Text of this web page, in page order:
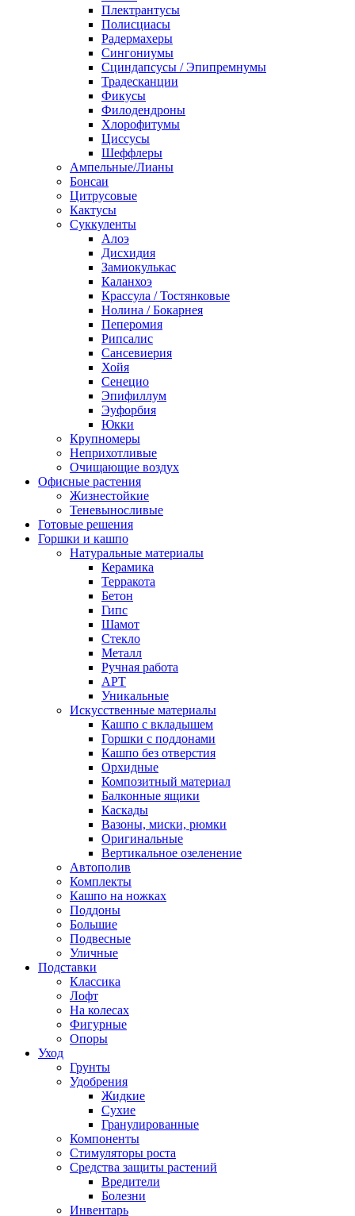
Плектрантусы
Полисциасы
Радермахеры
Сингониумы
Сциндапсусы / Эпипремнумы
Традесканции
Фикусы
Филодендроны
Хлорофитумы
Циссусы
Шеффлеры
Ампельные/Лианы
Бонсаи
Цитрусовые
Кактусы
Суккуленты
Алоэ
Дисхидия
Замиокулькас
Каланхоэ
Крассула / Тостянковые
Нолина / Бокарнея
Пеперомия
Рипсалис
Сансевиерия
Хойя
Сенецио
Эпифиллум
Эуфорбия
Юкки
Крупномеры
Неприхотливые
Очищающие воздух
Офисные растения
Жизнестойкие
Теневыносливые
Готовые решения
Горшки и кашпо
Натуральные материалы
Керамика
Терракота
Бетон
Гипс
Шамот
Стекло
Металл
Ручная работа
АРТ
Уникальные
Искусственные материалы
Кашпо с вкладышем
Горшки с поддонами
Кашпо без отверстия
Орхидные
Композитный материал
Балконные ящики
Каскады
Вазоны, миски, рюмки
Оригинальные
Вертикальное озеленение
Автополив
Комплекты
Кашпо на ножках
Поддоны
Большие
Подвесные
Уличные
Подставки
Классика
Лофт
На колесах
Фигурные
Опоры
Уход
Грунты
Удобрения
Жидкие
Сухие
Гранулированные
Компоненты
Стимуляторы роста
Средства защиты растений
Вредители
Болезни
Инвентарь